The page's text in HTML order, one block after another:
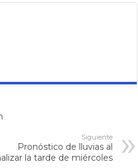
Siguiente
Pronóstico de lluvias al
la tarde de miércoles